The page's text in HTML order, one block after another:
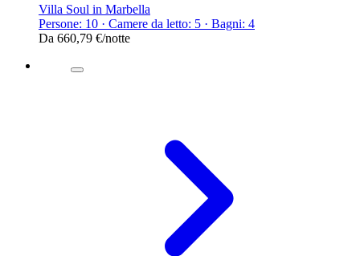
Villa Soul in Marbella
Persone: 10 · Camere da letto: 5 · Bagni: 4
Da 660,79 €/notte